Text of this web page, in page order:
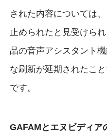
された内容については
止められたと見受けら
品の音声アシスタント
な刷新が延期されたこ
です。
GAFAMとエヌビディア